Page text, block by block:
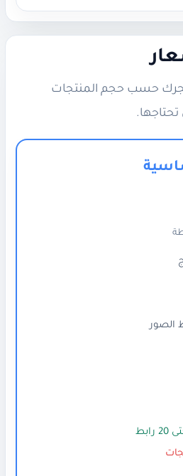
حسب حجم المنتجات
تحتاجها.